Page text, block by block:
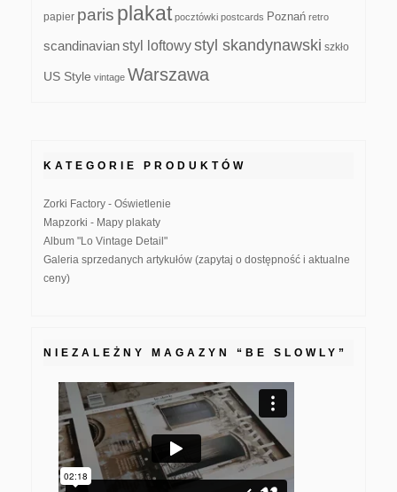
papier paris plakat pocztówki postcards Poznań retro
scandinavianstyl loftowystyl skandynawski szkło
US Style vintage Warszawa
KATEGORIE PRODUKTÓW
Zorki Factory - Oświetlenie
Mapzorki - Mapy plakaty
Album "Lo Vintage Detail"
Galeria sprzedanych artykułów (zapytaj o dostępność i aktualne
ceny)
NIEZALEŻNY MAGAZYN “BE SLOWLY”